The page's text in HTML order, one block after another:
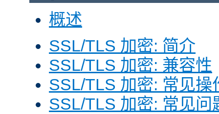
概述
SSL/TLS 加密: 简介
SSL/TLS 加密: 兼容性
SSL/TLS 加密: 常见操
SSL/TLS 加密: 常见问